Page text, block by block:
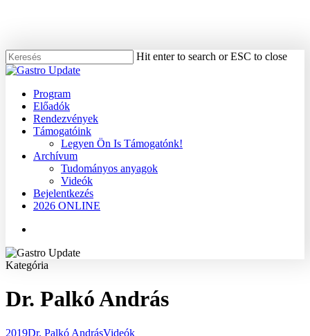
content
Hit enter to search or ESC to close
Close
Menu
Program
Előadók
Rendezvények
Támogatóink
Legyen Ön Is Támogatónk!
Archívum
Tudományos anyagok
Videók
Bejelentkezés
2026 ONLINE
Kategória
Dr. Palkó András
2019Dr. Palkó AndrásVideók